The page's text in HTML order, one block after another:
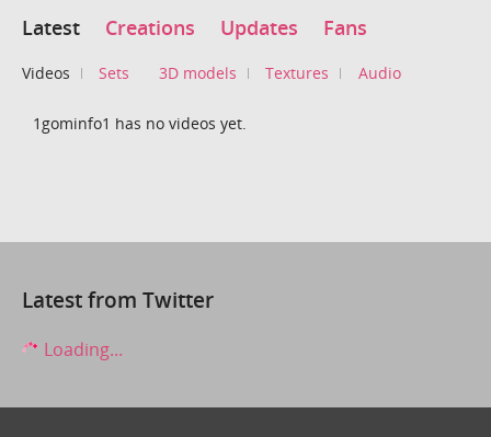
Latest Creations Updates Fans
Videos Sets 3D models Textures Audio
1gominfo1 has no videos yet.
Latest from Twitter
Loading...